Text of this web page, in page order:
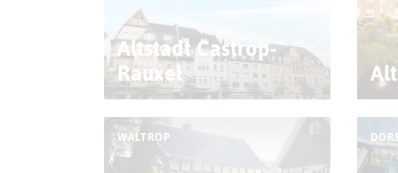
Altstadt Castrop-
Rauxel
WALTROP